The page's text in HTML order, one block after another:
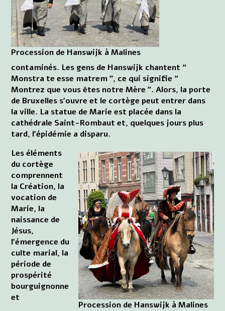
Procession de Hanswijk à Malines
contaminés. Les gens de Hanswijk chantent “
Monstra te esse matrem ”, ce qui signifie “
Montrez que vous êtes notre Mère ”. Alors, la porte
de Bruxelles s'ouvre et le cortège peut entrer dans
la ville. La statue de Marie est placée dans la
cathédrale Saint-Rombaut et, quelques jours plus
tard, l'épidémie a disparu.
Procession de Hanswijk à Malines
Les éléments
du cortège
comprennent
la Création, la
vocation de
Marie, la
naissance de
Jésus,
l'émergence du
culte marial, la
période de
prospérité
bourguignonne
et